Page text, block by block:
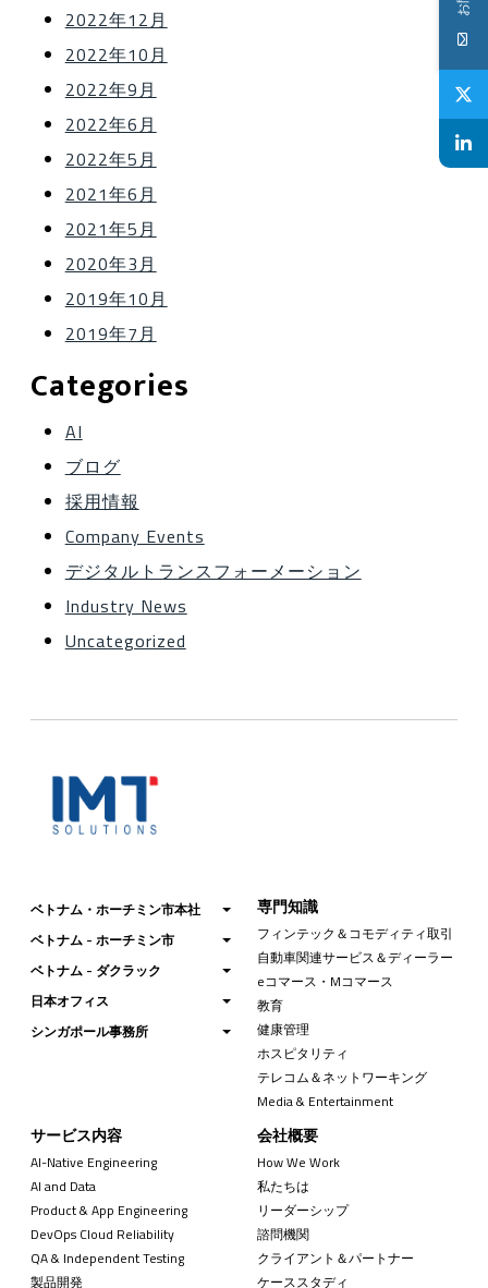
2022年12月
2022年10月
2022年9月
2022年6月
2022年5月
2021年6月
2021年5月
2020年3月
2019年10月
2019年7月
Categories
AI
ブログ
採用情報
Company Events
デジタルトランスフォーメーション
Industry News
Uncategorized
ベトナム・ホーチミン市本社
ベトナム - ホーチミン市
ベトナム - ダクラック
日本オフィス
シンガポール事務所
専門知識
フィンテック＆コモディティ取引
自動車関連サービス＆ディーラー
eコマース・Mコマース
教育
健康管理
ホスピタリティ
テレコム＆ネットワーキング
Media & Entertainment
サービス内容
AI-Native Engineering
AI and Data
Product & App Engineering
DevOps Cloud Reliability
QA & Independent Testing
製品開発
会社概要
How We Work
私たちは
リーダーシップ
諮問機関
クライアント＆パートナー
ケーススタディ